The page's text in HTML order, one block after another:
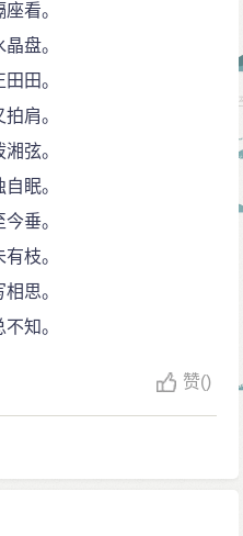
何。而典故本身的意
表达的意义。例如《常
咏嫦娥之作，纪昀认为
道士，甚至认为是诗人
成了他作诗的独特风
谈苑》记载，李商隐每
子里到处乱摊，被人比
的口吻说：“獭祭曾惊博奥
仿元遗山论诗绝句》）批
。”（1934年12月致杨霁
并且善于描写和表现
》中，李商隐表达了对令
满志：“微意何曾有一
传书后，不羡王祥有佩
看。
盘。
田。
肩。
弦。
眠。
垂。
枝。
思。
知。
赞()